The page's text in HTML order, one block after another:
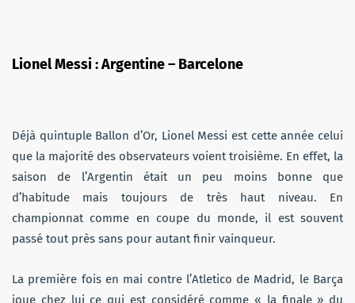
Lionel Messi : Argentine – Barcelone
Déjà quintuple Ballon d’Or, Lionel Messi est cette année celui
que la majorité des observateurs voient troisième. En effet, la
saison de l’Argentin était un peu moins bonne que
d’habitude mais toujours de très haut niveau. En
championnat comme en coupe du monde, il est souvent
passé tout près sans pour autant finir vainqueur.
La première fois en mai contre l’Atletico de Madrid, le Barça
joue chez lui ce qui est considéré comme « la finale » du